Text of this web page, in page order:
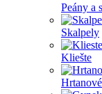
Peány a
Skalpely
Kliešte